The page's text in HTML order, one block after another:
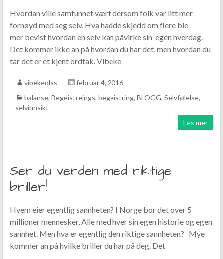
Hvordan ville samfunnet vært dersom folk var litt mer
fornøyd med seg selv. Hva hadde skjedd om flere ble
mer bevist hvordan en selv kan påvirke sin egen hverdag.
Det kommer ikke an på hvordan du har det, men hvordan du
tar det er et kjent ordtak. Vibeke
vibekeolss
februar 4, 2016
balanse, Begeistreings, begeistring, BLOGG, Selvfølelse,
selvinnsikt
Les mer
Ser du verden med riktige
briller!
Hvem eier egentlig sannheten? I Norge bor det over 5
millioner mennesker, Alle med hver sin egen historie og egen
sannhet. Men hva er egentlig den riktige sannheten? Mye
kommer an på hvilke briller du har på deg. Det